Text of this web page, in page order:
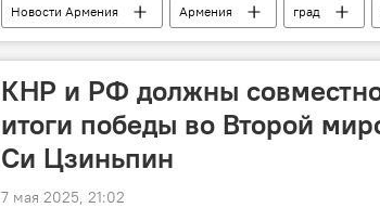
Новости Армения Армения град
КНР и РФ должны совместно
итоги победы во Второй
Си Цзиньпин
7 мая 2025, 21:02